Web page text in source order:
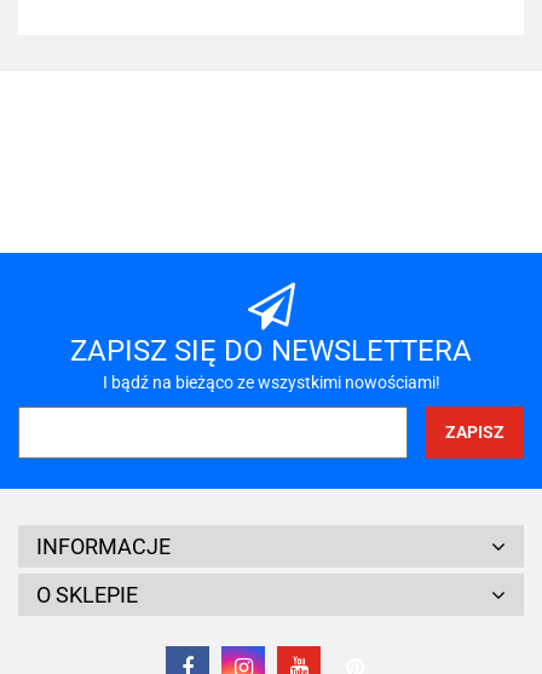
A-LAN
ZAPISZ SIĘ DO NEWSLETTERA
I bądź na bieżąco ze wszystkimi nowościami!
INFORMACJE
O SKLEPIE